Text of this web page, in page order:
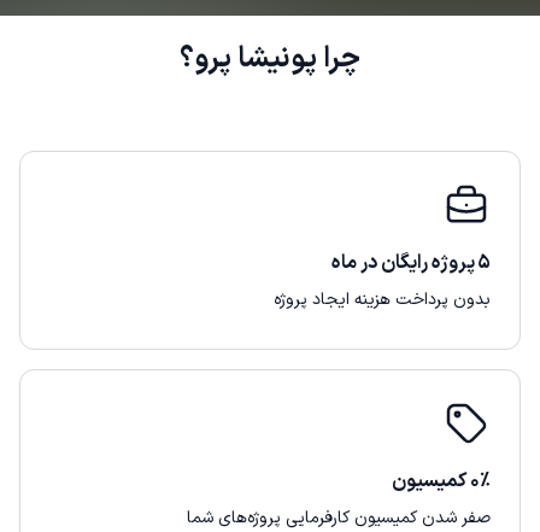
چرا پونیشا پرو؟
۵ پروژه رایگان در ماه
بدون پرداخت هزینه ایجاد پروژه
۰٪ کمیسیون
صفر شدن کمیسیون کارفرمایی پروژه‌های شما